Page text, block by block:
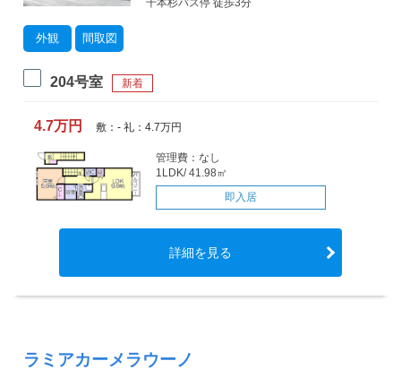
外観 間取図
千本杉バス停 徒歩3分
204号室 新着
4.7万円 敷：- 礼：4.7万円
管理費：なし
1LDK/ 41.98㎡
即入居
詳細を見る
ラミアカーメラウーノ